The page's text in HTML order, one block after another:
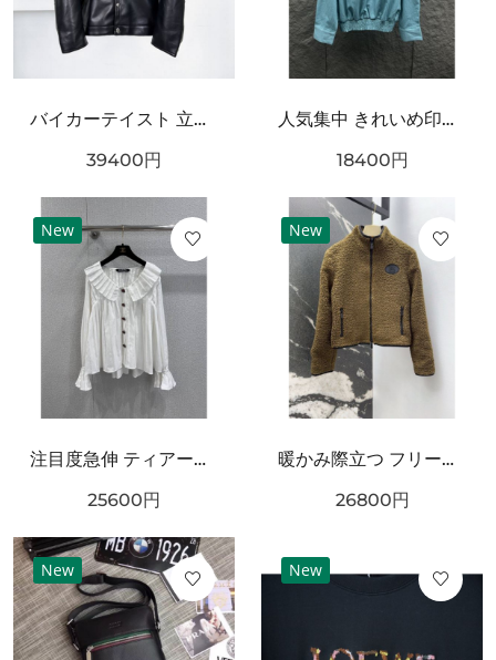
バイカーテイスト 立体フォルム CHROME HEARTS クロムハーツ コピー レザージャケット 人気加速
39400円
人気集中 きれいめ印象 CHANEL シャネル コピー 長袖ジャケット 着映えデザイン
18400円
New
注目度急伸 ティアード襟 CHANEL シャネル コピー 長袖ブラウス 軽やかシルエット
25600円
New
暖かみ際立つ フリースブルゾン ブラックトリム BURBERRY バーバリー コピー ボアジャケット ジップポケット
26800円
New New